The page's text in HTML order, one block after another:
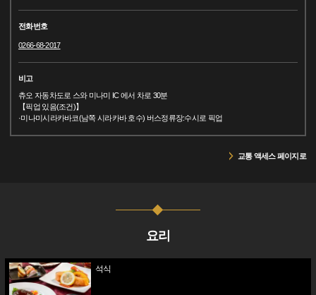
전화번호
0266-68-2017
비고
츄오 자동차도로 스와 미나미 IC 에서 차로 30분
【픽업 있음(조건)】
·미나미시라카바코(남쪽 시라카바 호수) 버스정류장:수시로 픽업
교통 액세스 페이지로
요리
석식